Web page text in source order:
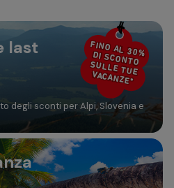
FINO AL 30%
DI SCONTO
SULLE TUE
VACANZE*
last
degli sconti per Alpi, Slovenia e